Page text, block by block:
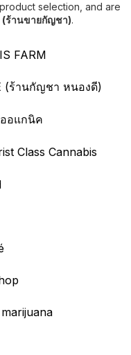
selection, and are
ร้านขายกัญชา).
FARM
(ร้านกัญชา หนองดี)
อแกนิค
Class Cannabis